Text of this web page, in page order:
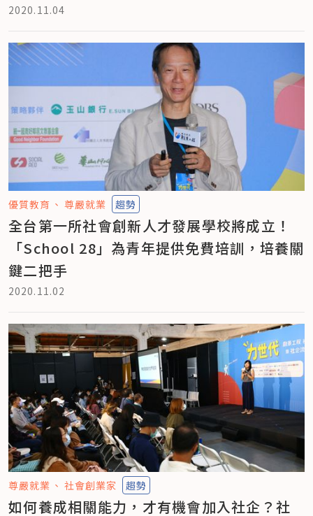
2020.11.04
優質教育 尊嚴就業 趨勢
全台第一所社會創新人才發展學校將成立！
「School 28」為青年提供免費培訓，培養關
鍵二把手
2020.11.02
尊嚴就業 社會創業家 趨勢
如何養成相關能力，才有機會加入社企？社